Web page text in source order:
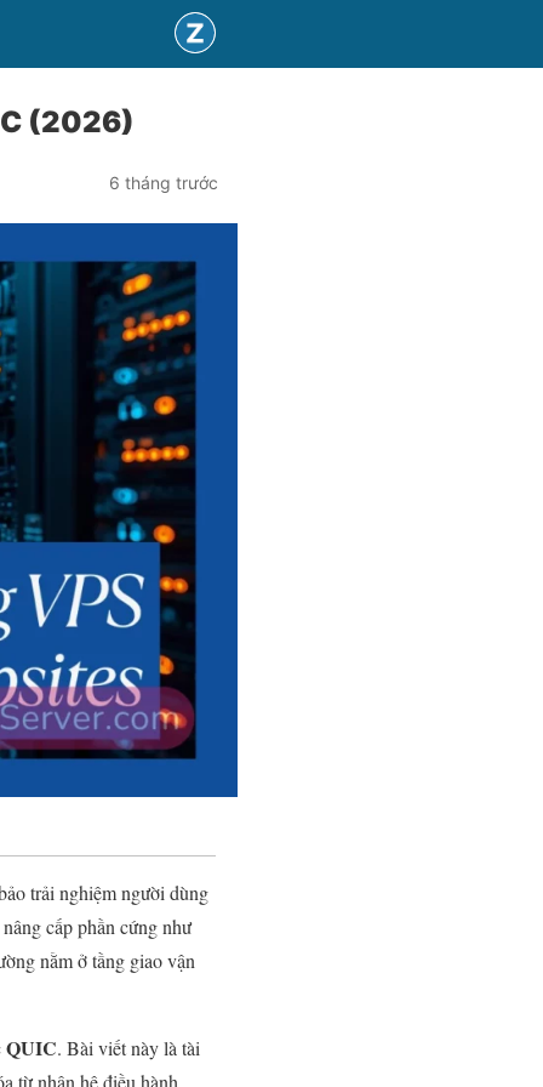
(2026)
6 tháng trước
trải nghiệm người dùng
cấp phần cứng như
nằm ở tầng giao vận
QUIC. Bài viết này là tài